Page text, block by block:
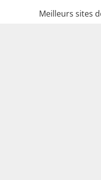
Meilleurs sites